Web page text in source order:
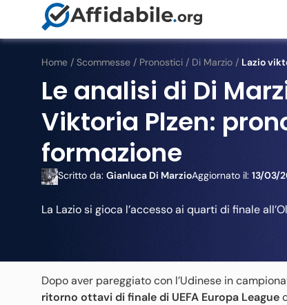
Home / Scommesse / Pronostici / Di Marzio / Lazio
Le analisi di Di
Viktoria Plzen:
formazione
Scritto da: Gianluca Di MarzioAggiornato il: 13/03/
La Lazio si gioca l’accesso ai quarti di finale
Dopo aver pareggiato con l’Udinese in
ritorno ottavi di finale di UEFA Europa League